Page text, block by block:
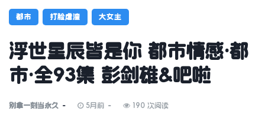
都市 打脸虐渣 大女主
浮世星辰皆是你 都市情感·都
市·全93集 彭剑雄&吧啦
别拿一刻当永久 5月前 190 次阅读